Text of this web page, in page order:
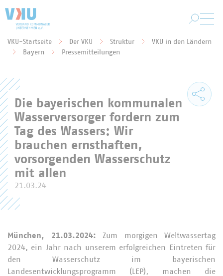
Sie befinden sich hier:
VKU-Startseite Der VKU Struktur
VKU in den Ländern
Bayern
Pressemitteilungen
Die bayerischen kommunalen
Wasserversorger fordern zum
Tag des Wassers: Wir
brauchen ernsthaften,
vorsorgenden Wasserschutz
mit allen
21.03.24
München, 21.03.2024: Zum morgigen Weltwassertag
2024, ein Jahr nach unserem erfolgreichen Eintreten für
den Wasserschutz im bayerischen
Landesentwicklungsprogramm (LEP), machen die